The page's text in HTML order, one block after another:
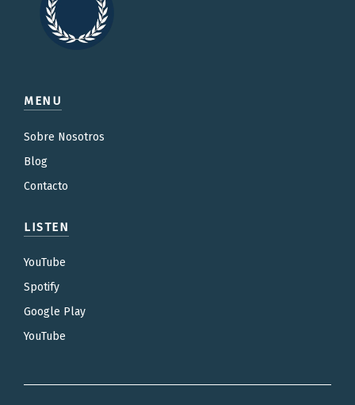
MENU
Sobre Nosotros
Blog
Contacto
LISTEN
YouTube
Spotify
Google Play
YouTube